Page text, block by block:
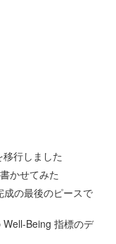
移行しました
かせてみた
の最後のピースで
Being 指標のデ